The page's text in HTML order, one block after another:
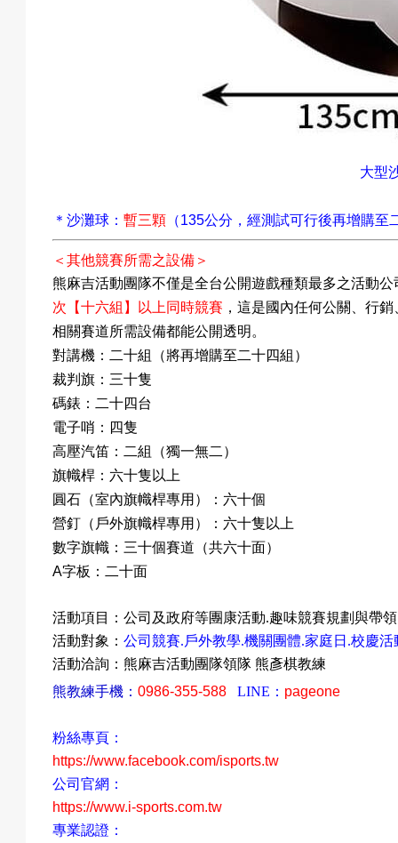
大型
＊沙灘球 ：暫三顆 （135公分 ，經測試可行後再增購至
＜其他競賽所需之設備 ＞
熊麻吉活動團隊不僅是全台公開遊戲種類最多之活動
次
【十六組】以上同時競賽 ，這是國內任何公關、行
相關賽道所需設備都能公開透明。
對講機：二十組 （將再增購至二十四組）
裁判旗 ：三十隻
碼錶：二十四台
電子哨：四隻
高壓汽笛 ：二組 （獨一無二）
旗幟桿 ：六十隻以上
圓石（室內旗幟桿專用）：六十個
營釘（戶外旗幟桿專用）：六十隻以上
數字旗幟：三十個賽道（共六十面）
A字板 ：二十面
活動項目：公司及政府等團康活動.趣味競賽規劃與帶領
活動對象：公司競賽.戶外教學.機關團體.家庭日 .校慶活
活動洽詢：熊麻吉活動團隊領隊 熊彥棋教練
熊教練手機：0986-355-588 LINE ： pageone
粉絲專頁：
https://www.facebook.com/isports.tw
公司官網：
https://www.i-sports.com.tw
專業認證：